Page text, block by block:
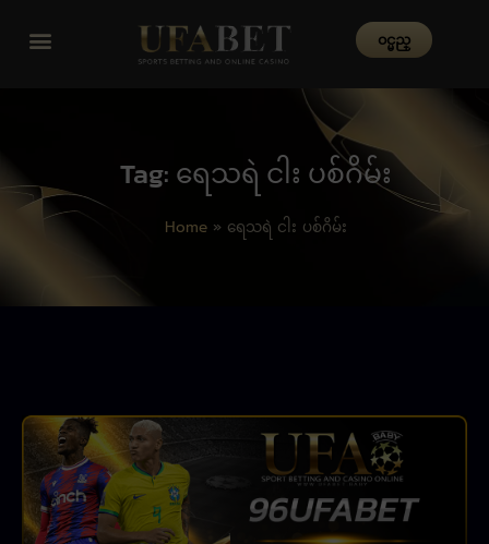
၀င္မည္
Tag: ရေသရဲ ငါး ပစ်ဂိမ်း
Home» ရေသရဲ ငါး ပစ်ဂိမ်း